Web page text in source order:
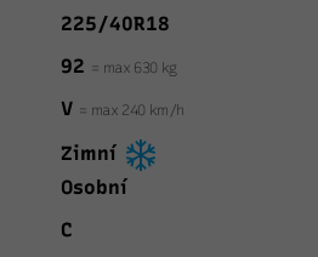
225/40R18
92 = max 630 kg
V = max 240 km/h
Zimní
Osobní
C